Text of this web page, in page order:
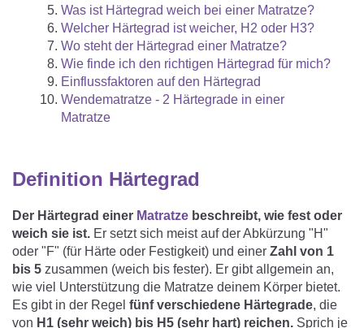
Was ist Härtegrad weich bei einer Matratze?
Welcher Härtegrad ist weicher, H2 oder H3?
Wo steht der Härtegrad einer Matratze?
Wie finde ich den richtigen Härtegrad für mich?
Einflussfaktoren auf den Härtegrad
Wendematratze - 2 Härtegrade in einer
Matratze
Definition Härtegrad
Der Härtegrad einer Matratze beschreibt, wie fest oder
weich sie ist. Er setzt sich meist auf der Abkürzung "H"
oder "F" (für Härte oder Festigkeit) und einer Zahl von 1
bis 5 zusammen (weich bis fester). Er gibt allgemein an,
wie viel Unterstützung die Matratze deinem Körper bietet.
Es gibt in der Regel fünf verschiedene Härtegrade, die
von H1 (sehr weich) bis H5 (sehr hart) reichen. Sprich je